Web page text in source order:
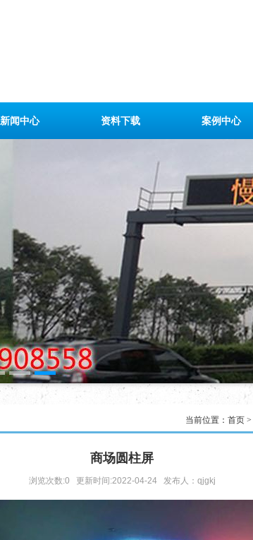
新闻中心 资料下载 案例中心
2 3
当前位置： 首页 >
商场圆柱屏
浏览次数:0 更新时间:2022-04-24 发布人：qjgkj